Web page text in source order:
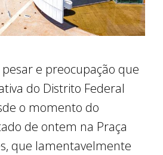
e preocupação que
do Distrito Federal
o momento do
de ontem na Praça
que lamentavelmente